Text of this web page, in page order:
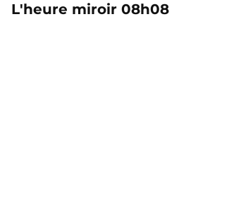
L'heure miroir 08h08